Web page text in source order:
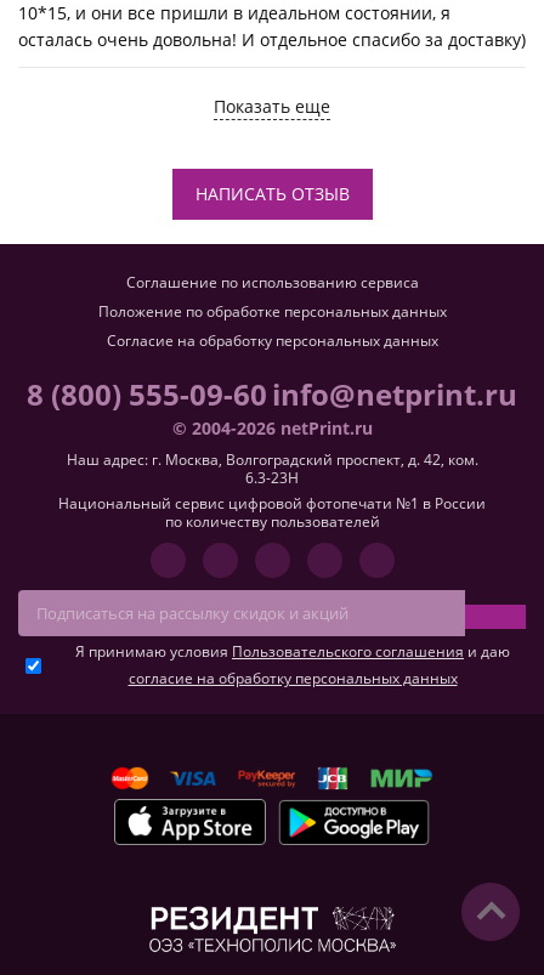
10*15, и они все пришли в идеальном состоянии, я
осталась очень довольна! И отдельное спасибо за доставку)
Показать еще
НАПИСАТЬ ОТЗЫВ
Соглашение по использованию сервиса
Положение по обработке персональных данных
Согласие на обработку персональных данных
8 (800) 555-09-60info@netprint.ru
© 2004-2026 netPrint.ru
Наш адрес: г. Москва, Волгоградский проспект, д. 42, ком.
6.3-23H
Национальный сервис цифровой фотопечати №1 в России
по количеству пользователей
Я принимаю условия Пользовательского соглашения и даю
согласие на обработку персональных данных